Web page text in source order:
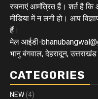
रचनाएं आमंत्रित हैं। शर्त है
मीडिया में न लगी हो। आप
हैं।
मेल आईडी-
भानु बंगवाल, देहरादून,
CATEGORIES
NEW (4)